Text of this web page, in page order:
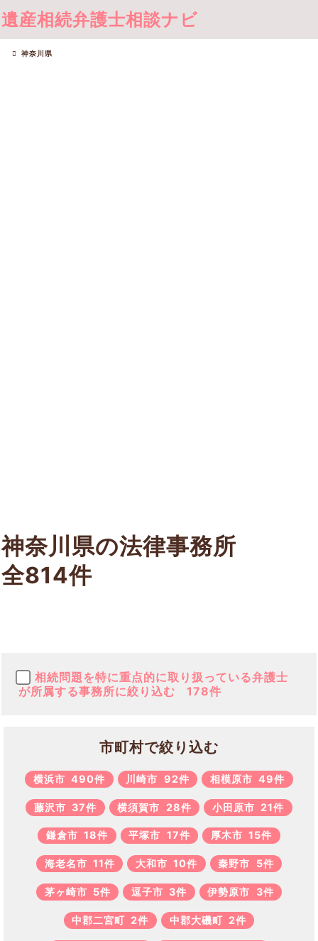
遺産相続弁護士相談ナビ
神奈川県
神奈川県の法律事務所
全814件
相続問題を特に重点的に取り扱っている弁護士
が所属する事務所に絞り込む
178件
市町村で絞り込む
横浜市 490件 川崎市 92件 相模原市 49件
藤沢市 37件 横須賀市 28件 小田原市 21件
鎌倉市 18件 平塚市 17件 厚木市 15件
海老名市 11件 大和市 10件 秦野市 5件
茅ヶ崎市 5件 逗子市 3件 伊勢原市 3件
中郡二宮町 2件 中郡大磯町 2件